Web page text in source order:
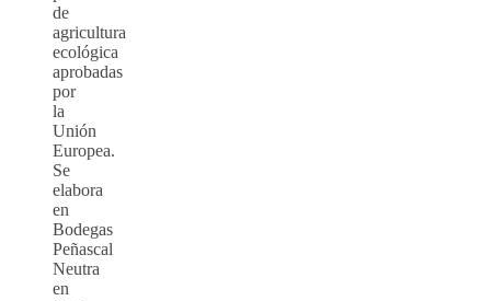
de
agricultura
ecológica
aprobadas
por
la
Unión
Europea.
Se
elabora
en
Bodegas
Peñascal
Neutra
en